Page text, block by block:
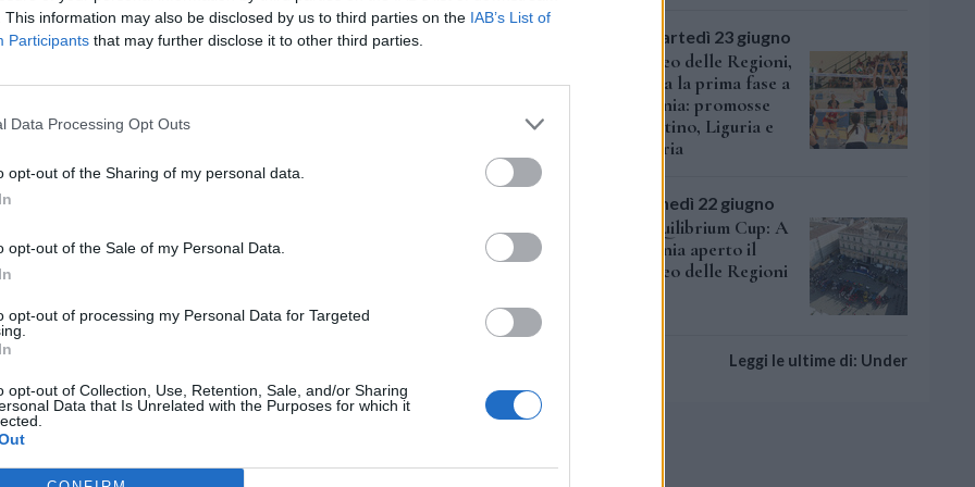
This information may also be disclosed by us to third parties on the IAB’s List of
Participants that may further disclose it to other third parties.
Data Processing Opt Outs
opt-out of the Sharing of my personal data.
opt-out of the Sale of my Personal Data.
opt-out of processing my Personal Data for Targeted
opt-out of Collection, Use, Retention, Sale, and/or Sharing
Data that Is Unrelated with the Purposes for which it
Treviso come miglior attaccante.
raccontato così il traguardo raggiunto dal Volley Treviso:"Le
qui e vincerle è davvero incredibile. È stato un percorso
soddisfatto: i ragazzi sono stati semplicemente
abbiamo provato a esprimere il nostro gioco e a competere fino
stati splendidi, si sono meritati di essere qui e torniamo a casa
importante e formativa".
martedì 23 giugno
Trofeo delle Regioni,
chiusa la prima fase a
Catania: promosse
Trentino, Liguria e
Umbria
lunedì 22 giugno
AeQuilibrium Cup: A
Catania aperto il
Trofeo delle Regioni
Leggi le ultime di: Under